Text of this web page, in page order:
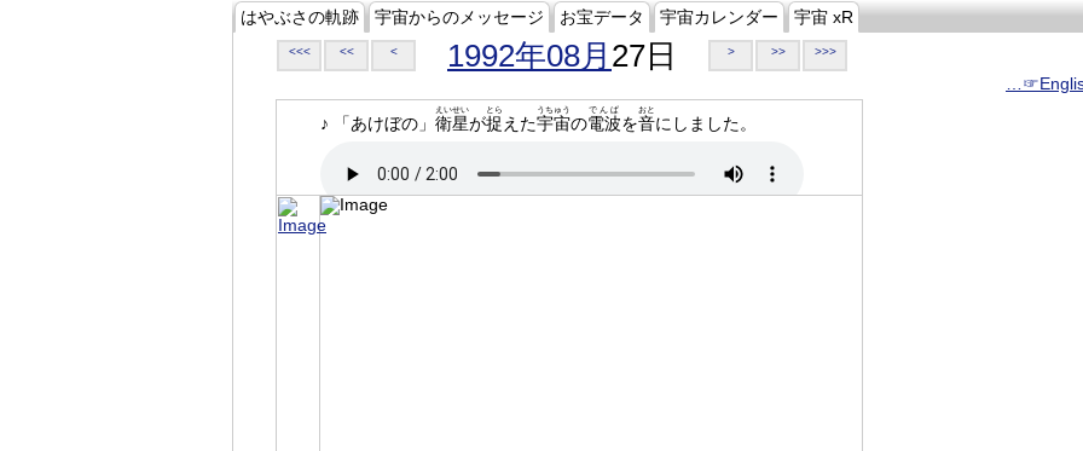
はやぶさの軌跡 宇宙からのメッセージ お宝データ 宇宙カレンダー 宇宙 xR
<<< << < 1992年08月 27日 > >> >>>
♪ 「あけぼの」 衛星
えいせい
が捉
とら
えた宇宙
うちゅう
の電波
でんぱ
を音
おと
にしました。